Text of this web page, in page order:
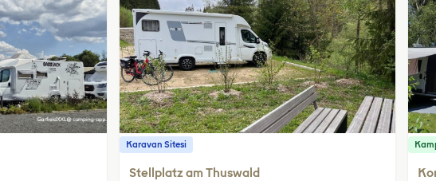
Karavan Sitesi
Stellplatz am Thuswald